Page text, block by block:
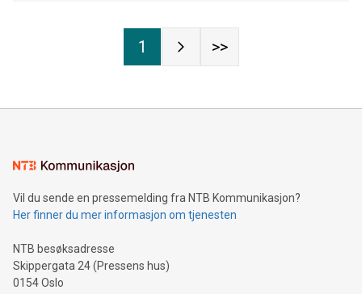
1 >>
Vil du sende en pressemelding fra NTB Kommunikasjon?
Her finner du mer informasjon om tjenesten
NTB besøksadresse
Skippergata 24 (Pressens hus)
0154 Oslo